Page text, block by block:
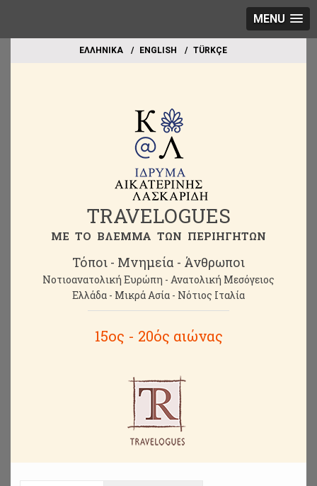
MENU
EΛΛΗΝΙΚΑ ΕΝGLISH TÜRKÇE
TRAVELOGUES
ME TO BΛΕΜΜΑ ΤΩΝ ΠΕΡΙΗΓΗΤΩΝ
Τόποι - Μνημεία - Άνθρωποι
Νοτιοανατολική Ευρώπη - Ανατολική Μεσόγειος
Ελλάδα - Μικρά Ασία - Νότιος Ιταλία
15ος - 20ός αιώνας